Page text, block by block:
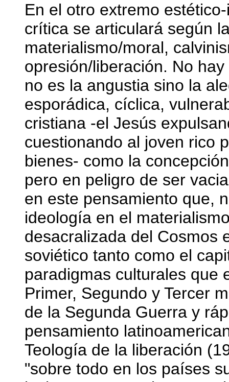
En el otro extremo
crítica se articulará según
materialismo/moral,
opresión/liberación. No
no es la angustia sino la
esporádica, cíclica,
cristiana -el Jesús
cuestionando al joven rico
bienes- como la
pero en peligro de ser
en este pensamiento que,
ideología en el
desacralizada del Cosmos
soviético tanto como el
paradigmas culturales que
Primer, Segundo y Tercer
de la Segunda Guerra y
pensamiento
Teología de la liberación
"sobre todo en los países